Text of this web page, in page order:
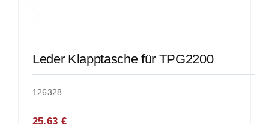
Leder Klapptasche für TPG2200
126328
25,63 €